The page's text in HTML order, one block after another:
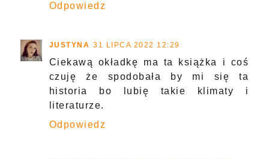
Odpowiedz
JUSTYNA 31 LIPCA 2022 12:29
Ciekawą okładkę ma ta książka i coś
czuję że spodobała by mi się ta
historia bo lubię takie klimaty i
literaturze.
Odpowiedz